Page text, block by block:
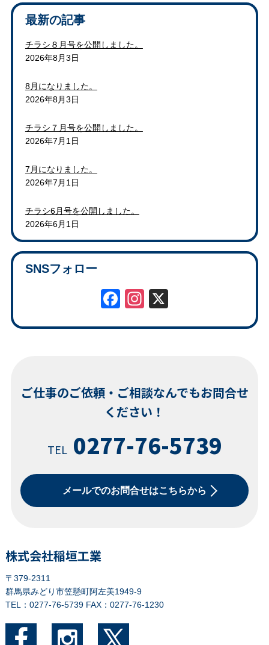
最新の記事
チラシ８月号を公開しました。
2026年8月3日
8月になりました。
2026年8月3日
チラシ７月号を公開しました。
2026年7月1日
7月になりました。
2026年7月1日
チラシ6月号を公開しました。
2026年6月1日
SNSフォロー
Facebook
Instagram
ご仕事のご依頼・ご相談なんでもお問合せ
ください！
TEL 0277-76-5739
メールでのお問合せはこちらから
株式会社稲垣工業
〒379-2311
群馬県みどり市笠懸町阿左美1949-9
TEL：0277-76-5739FAX：0277-76-1230